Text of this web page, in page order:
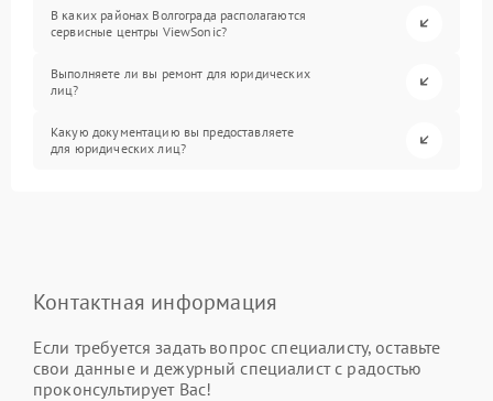
В каких районах Волгограда располагаются
сервисные центры ViewSonic?
Выполняете ли вы ремонт для юридических
лиц?
Какую документацию вы предоставляете
для юридических лиц?
Контактная информация
Если требуется задать вопрос специалисту, оставьте
свои данные и дежурный специалист с радостью
проконсультирует Вас!